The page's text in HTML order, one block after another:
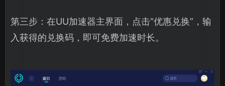
第三步：在UU加速器主界面，点击“优惠兑换”，输
入获得的兑换码，即可免费加速时长。